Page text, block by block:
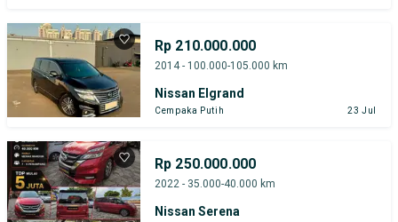
Rp 210.000.000
2014 - 100.000-105.000 km
Nissan Elgrand
Cempaka Putih 23 Jul
Rp 250.000.000
2022 - 35.000-40.000 km
Nissan Serena